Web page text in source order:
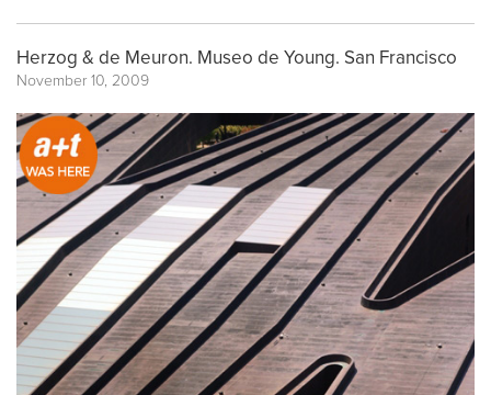
Herzog & de Meuron. Museo de Young. San Francisco
November 10, 2009